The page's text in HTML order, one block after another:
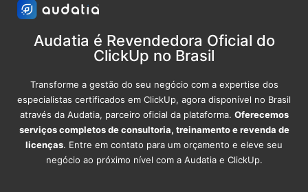
Audatia é Revendedora Oficial do
ClickUp no Brasil
Transforme a gestão do seu negócio com a expertise dos
especialistas certificados em ClickUp, agora disponível no Brasil
através da Audatia, parceiro oficial da plataforma. Oferecemos
serviços completos de consultoria, treinamento e revenda de
licenças. Entre em contato para um orçamento e eleve seu
negócio ao próximo nível com a Audatia e ClickUp.